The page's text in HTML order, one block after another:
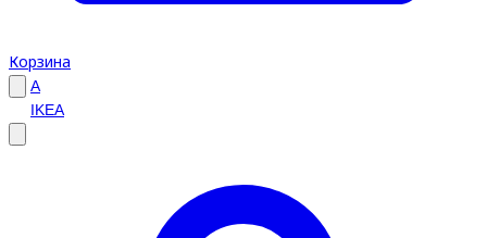
Корзина
A
IKEA